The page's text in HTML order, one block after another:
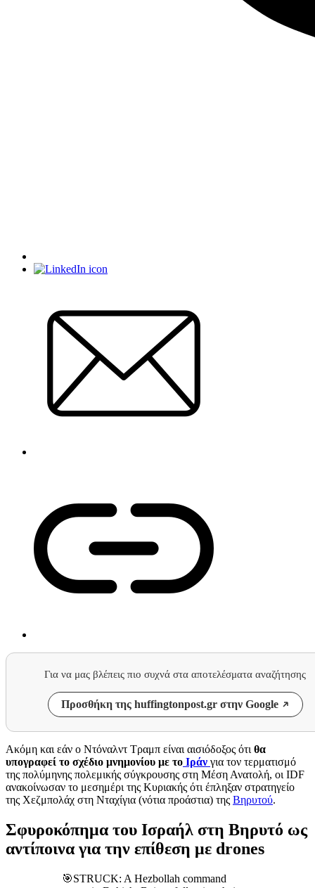
Για να μας βλέπεις πιο συχνά στα αποτελέσματα αναζήτησης
Προσθήκη της huffingtonpost.gr στην Google
Ακόμη και εάν ο Ντόναλντ Τραμπ είναι αισιόδοξος ότι θα
υπογραφεί το σχέδιο μνημονίου με το Ιράν για τον τερματισμό
της πολύμηνης πολεμικής σύγκρουσης στη Μέση Ανατολή, οι IDF
ανακοίνωσαν το μεσημέρι της Κυριακής ότι έπληξαν στρατηγείο
της Χεζμπολάχ στη Νταχίγια (νότια προάστια) της Βηρυτού.
Σφυροκόπημα του Ισραήλ στη Βηρυτό ως
αντίποινα για την επίθεση με drones
🎯STRUCK: A Hezbollah command